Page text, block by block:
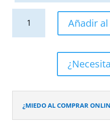
SOLID
SURFACE
Pardo
Añadir
¿MIEDO AL COMPRAR